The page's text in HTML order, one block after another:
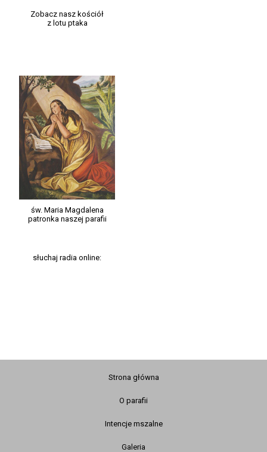
Zobacz nasz kościół
z lotu ptaka
św. Maria Magdalena
patronka naszej parafii
słuchaj radia online:
Strona główna
O parafii
Intencje mszalne
Galeria